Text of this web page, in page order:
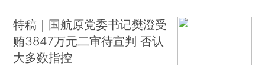
特稿｜国航原党委书记樊澄受
贿3847万元二审待宣判 否认
大多数指控